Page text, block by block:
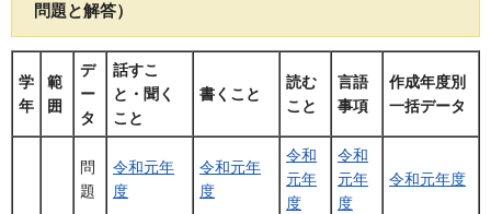
問題と解答）
学
年
範
囲
デ
ー
タ
話すこ
と・聞く
こと
書くこと
読む
こと
言語
事項
作成年度別
一括データ
問
題
令和元年
度
令和元年
度
令和
元年
度
令和
元年
度
令和元年度